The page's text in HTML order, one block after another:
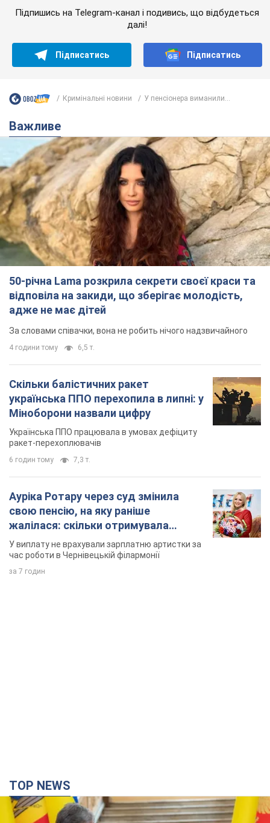
Підпишись на Telegram-канал і подивись, що відбудеться
далі!
Підписатись Підписатись
Кримінальні новини У пенсіонера виманили...
Важливе
50-річна Lama розкрила секрети своєї краси та
відповіла на закиди, що зберігає молодість,
адже не має дітей
За словами співачки, вона не робить нічого надзвичайного
4 години тому 6,5 т.
Скільки балістичних ракет
українська ППО перехопила в липні: у
Міноборони назвали цифру
Українська ППО працювала в умовах дефіциту
ракет-перехоплювачів
6 годин тому 7,3 т.
Ауріка Ротару через суд змінила
свою пенсію, на яку раніше
жалілася: скільки отримувала
співачка
У виплату не врахували зарплатню артистки за
час роботи в Чернівецькій філармонії
за 7 годин
TOP NEWS